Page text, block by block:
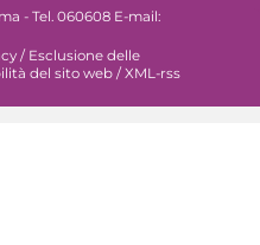
- Tel. 060608 E-mail:
/ Esclusione delle
del sito web / XML-rss